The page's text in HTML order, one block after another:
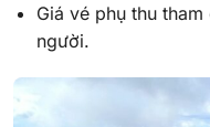
Giá vé phụ thu
người.